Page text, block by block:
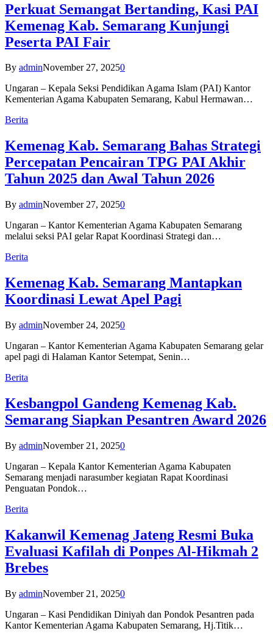
Perkuat Semangat Bertanding, Kasi PAI
Kemenag Kab. Semarang Kunjungi
Peserta PAI Fair
By adminNovember 27, 20250
Ungaran – Kepala Seksi Pendidikan Agama Islam (PAI) Kantor
Kementerian Agama Kabupaten Semarang, Kabul Hermawan…
Berita
Kemenag Kab. Semarang Bahas Strategi
Percepatan Pencairan TPG PAI Akhir
Tahun 2025 dan Awal Tahun 2026
By adminNovember 27, 20250
Ungaran – Kantor Kementerian Agama Kabupaten Semarang
melalui seksi PAI gelar Rapat Koordinasi Strategi dan…
Berita
Kemenag Kab. Semarang Mantapkan
Koordinasi Lewat Apel Pagi
By adminNovember 24, 20250
Ungaran – Kantor Kementerian Agama Kabupaten Semarang gelar
apel pagi di Halaman Kantor Setempat, Senin…
Berita
Kesbangpol Gandeng Kemenag Kab.
Semarang Siapkan Pesantren Award 2026
By adminNovember 21, 20250
Ungaran – Kepala Kantor Kementerian Agama Kabupaten
Semarang menjadi narasumber kegiatan Rapat Koordinasi
Penguatan Pondok…
Berita
Kakanwil Kemenag Jateng Resmi Buka
Evaluasi Kafilah di Ponpes Al-Hikmah 2
Brebes
By adminNovember 21, 20250
Ungaran – Kasi Pendidikan Diniyah dan Pondok Pesantren pada
Kantor Kementerian Agama Kabupaten Semarang, Hj.Titik…